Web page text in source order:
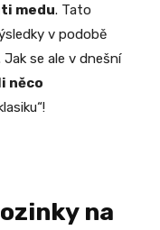
medu. Tato
v podobě
se ale v dnešní
něco
na